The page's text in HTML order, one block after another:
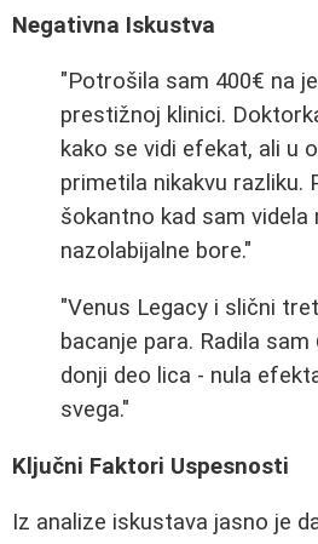
Negativna Iskustva
"Potrošila sam 400€ na
prestižnoj klinici.
kako se vidi efekat, ali u
primetila nikakvu razliku.
šokantno kad sam videla
nazolabijalne bore."
"Venus Legacy i slični
bacanje para. Radila
donji deo lica - nula
svega."
Ključni Faktori Uspesnosti
Iz analize iskustava jasno je